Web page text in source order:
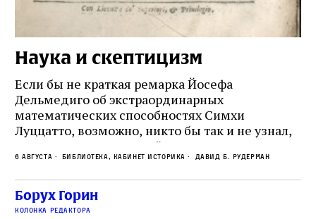
Наука и скептицизм
Если бы не краткая ремарка Йосефа
Дельмедиго об экстраординарных
математических способностях Симхи
Луццатто, возможно, никто бы так и не узнал,
что этот эрудированный и несколько
сварливый венецианский талмудист имел
какое‑то отношение к научной деятельности.
На протяжении почти шестидесяти лет,
вплоть до своей кончины, Луццатто был
6 августа Библиотека, кабинет историка Давид Б. Рудерман
Борух Горин
колонка редактора